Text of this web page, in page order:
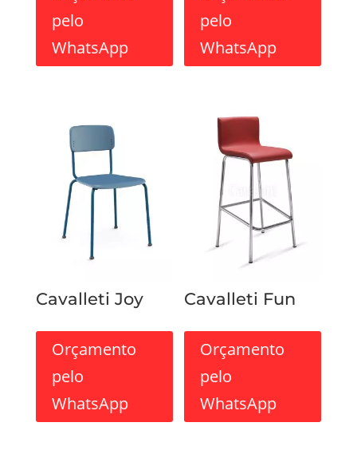
pelo
WhatsApp
pelo
WhatsApp
Cavalleti Joy
Orçamento
pelo
WhatsApp
Cavalleti Fun
Orçamento
pelo
WhatsApp